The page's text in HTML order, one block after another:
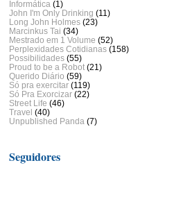
Informática (1)
John I'm Only Drinking (11)
Long John Holmes (23)
Marcinkus Tai (34)
Mestrado em 1 Volume (52)
Perplexidades Cotidianas (158)
Possibilidades (55)
Proud to be a Robot (21)
Querido Diário (59)
Só pra exercitar (119)
Só Pra Exorcizar (22)
Street Life (46)
Travel (40)
Unpublished Panda (7)
Seguidores